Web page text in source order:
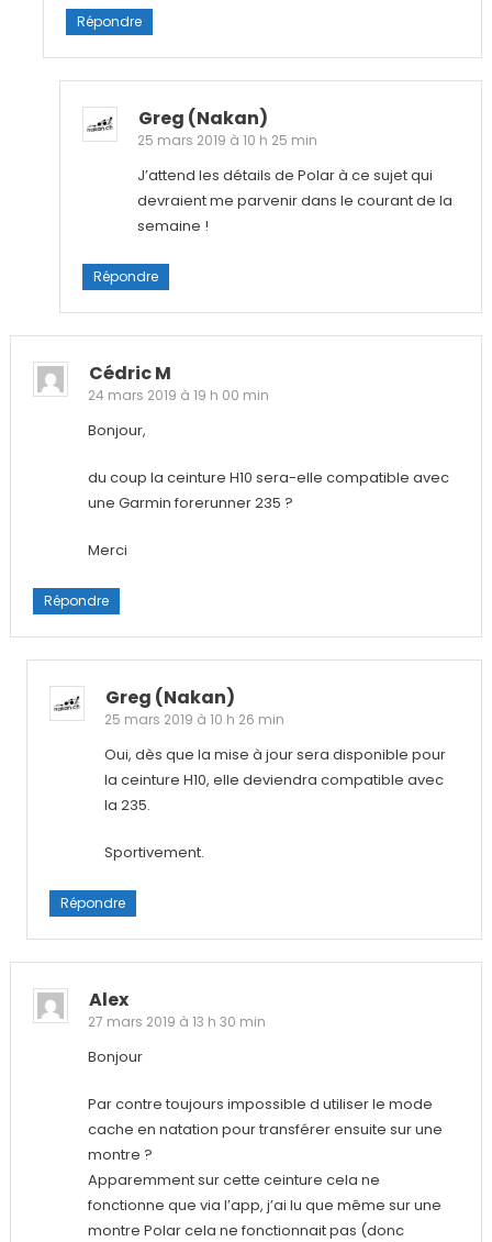
Répondre
Greg (nakan)
25 mars 2019 à 10 h 25 min
J’attend les détails de Polar à ce sujet qui
devraient me parvenir dans le courant de la
semaine !
Répondre
Cédric M
24 mars 2019 à 19 h 00 min
Bonjour,
du coup la ceinture H10 sera-elle compatible avec
une Garmin forerunner 235 ?
Merci
Répondre
Greg (nakan)
25 mars 2019 à 10 h 26 min
Oui, dès que la mise à jour sera disponible pour
la ceinture H10, elle deviendra compatible avec
la 235.
Sportivement.
Répondre
Alex
27 mars 2019 à 13 h 30 min
Bonjour
Par contre toujours impossible d utiliser le mode
cache en natation pour transférer ensuite sur une
montre ?
Apparemment sur cette ceinture cela ne
fonctionne que via l’app, j’ai lu que même sur une
montre Polar cela ne fonctionnait pas (donc